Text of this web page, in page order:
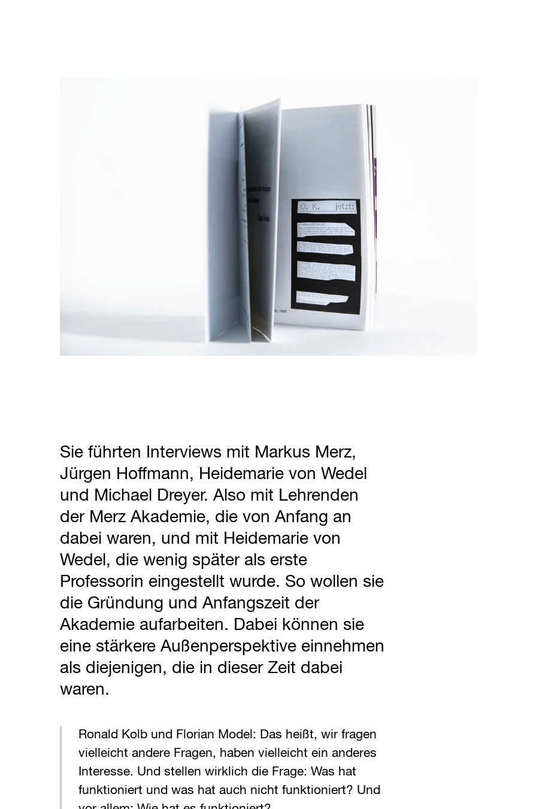
Sie führten Interviews mit Markus Merz,
Jürgen Hoffmann, Heidemarie von Wedel
und Michael Dreyer. Also mit Lehrenden
der Merz Akademie, die von Anfang an
dabei waren, und mit Heidemarie von
Wedel, die wenig später als erste
Professorin eingestellt wurde. So wollen sie
die Gründung und Anfangszeit der
Akademie aufarbeiten. Dabei können sie
eine stärkere Außenperspektive einnehmen
als diejenigen, die in dieser Zeit dabei
waren.
Ronald Kolb und Florian Model: Das heißt, wir fragen
vielleicht andere Fragen, haben vielleicht ein anderes
Interesse. Und stellen wirklich die Frage: Was hat
funktioniert und was hat auch nicht funktioniert? Und